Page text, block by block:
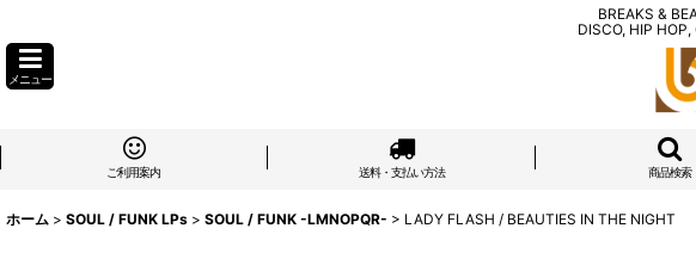
BREAKS &
DISCO, HIP
メニュー
ご利用案内 送料・支払い方法 商品検索
ホーム > SOUL / FUNK LPs > SOUL / FUNK -LMNOPQR- > LADY FLASH / BEAUTIES IN THE NIGHT